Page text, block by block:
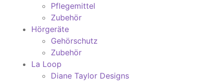
Pflegemittel
Zubehör
Hörgeräte
Gehörschutz
Zubehör
La Loop
Diane Taylor Designs